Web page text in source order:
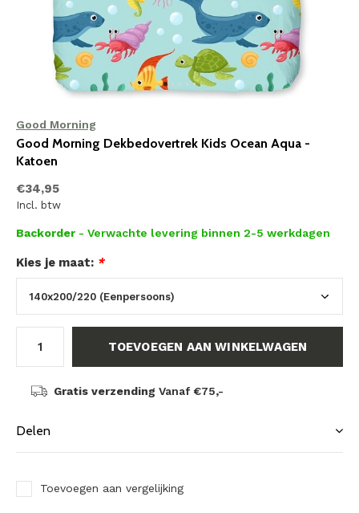
Good Morning
Good Morning Dekbedovertrek Kids Ocean Aqua -
Katoen
€34,95
Incl. btw
Backorder - Verwachte levering binnen 2-5 werkdagen
Kies je maat: *
TOEVOEGEN AAN WINKELWAGEN
Gratis verzending Vanaf €75,-
Delen
Toevoegen aan vergelijking